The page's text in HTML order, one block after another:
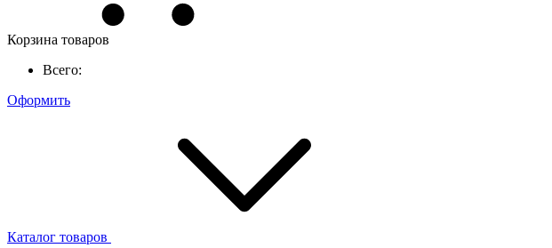
Корзина товаров
Всего:
Оформить
Каталог товаров